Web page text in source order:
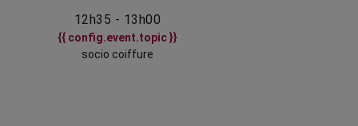
12h35 - 13h00
{{ config.event.topic }}
socio coiffure